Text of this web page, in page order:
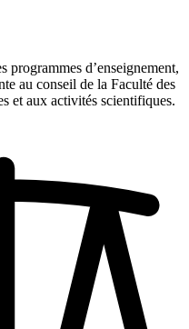
programmes d’enseignement,
au conseil de la Faculté des
et aux activités scientifiques.